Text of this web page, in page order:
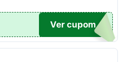
10
Ver cupom